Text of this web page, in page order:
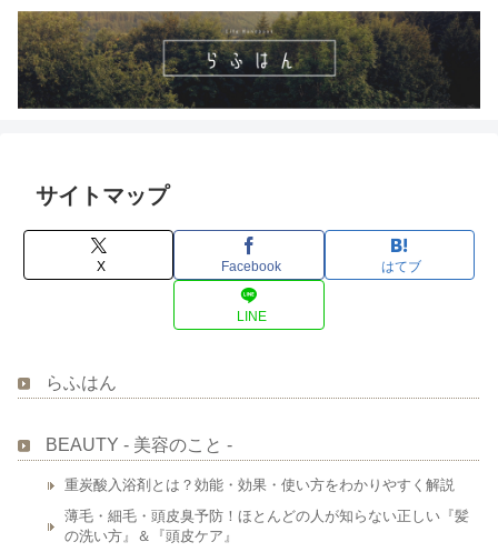
サイトマップ
X Facebook はてブ
LINE
らふはん
BEAUTY - 美容のこと -
重炭酸入浴剤とは？効能・効果・使い方をわかりやすく解説
薄毛・細毛・頭皮臭予防！ほとんどの人が知らない正しい『髪
の洗い方』＆『頭皮ケア』